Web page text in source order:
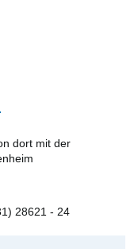
dort mit der
28621 - 24